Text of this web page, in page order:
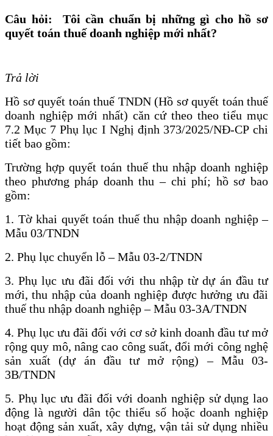
Câu hỏi: Tôi cần chuẩn bị những gì cho hồ sơ
quyết toán thuế doanh nghiệp mới nhất?
Trả lời
Hồ sơ quyết toán thuế TNDN (Hồ sơ quyết toán thuế
doanh nghiệp mới nhất) căn cứ theo theo tiểu mục
7.2 Mục 7 Phụ lục I Nghị định 373/2025/NĐ-CP chi
tiết bao gồm:
Trường hợp quyết toán thuế thu nhập doanh nghiệp
theo phương pháp doanh thu – chi phí; hồ sơ bao
gồm:
1. Tờ khai quyết toán thuế thu nhập doanh nghiệp –
Mẫu 03/TNDN
2. Phụ lục chuyển lỗ – Mẫu 03-2/TNDN
3. Phụ lục ưu đãi đối với thu nhập từ dự án đầu tư
mới, thu nhập của doanh nghiệp được hưởng ưu đãi
thuế thu nhập doanh nghiệp – Mẫu 03-3A/TNDN
4. Phụ lục ưu đãi đối với cơ sở kinh doanh đầu tư mở
rộng quy mô, nâng cao công suất, đổi mới công nghệ
sản xuất (dự án đầu tư mở rộng) – Mẫu 03-
3B/TNDN
5. Phụ lục ưu đãi đối với doanh nghiệp sử dụng lao
động là người dân tộc thiểu số hoặc doanh nghiệp
hoạt động sản xuất, xây dựng, vận tải sử dụng nhiều